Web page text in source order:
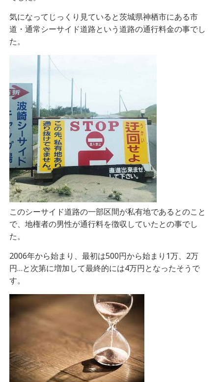
気になってじっくり見ていると茨城県神栖市にある市
道・通常シーサイド道路という道路の通行料金の事でし
た。
このシーサイド道路の一部区間が私有地であるとのこと
で、地権者の男性が通行料を徴収していたとの事でし
た。
2006年から始まり、最初は500円から始まり1万、2万
円…と次第に増加して最終的には4万円となったそうで
す。